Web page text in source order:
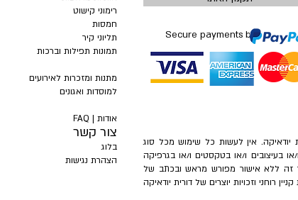
Secure payments by
יודאיקה. אין לעשות כל שימוש מכל סוג
בעיצובים ו/או בטקסטים ו/או בגרפיקה
זה ללא אישור מפורש מראש ובכתב של
רוחני וזכויות יוצרים של דורית יודאיקה
רימוני קישוט
חמסות
תליוני קיר
תמונות תפילות וברכות
מתנות ומזכרות לאירועים
למוסדות ואגונים
אודות | FAQ
צור קשר
בלוג
הצהרת נגישות